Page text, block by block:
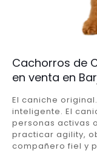
Cachorros de
en venta en
El caniche
inteligente. El
personas activas
practicar agility,
compañero fiel y